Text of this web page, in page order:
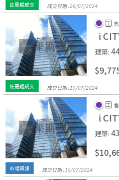
註冊處成交 成交日期 :26/07/2024
工 售
i
建築:
註冊處成交 成交日期 :19/07/2024
工 售
i
建築:
市場資訊 成交日期 : 10/07/2024